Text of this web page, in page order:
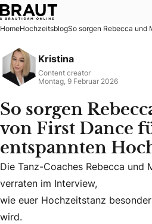
So sorgen Rebecca und Max
HomeHochzeitsblogSo sorgen Rebecca und
Kristina
Content creator
Montag, 9 Februar 2026
So sorgen
von First Dance
entspannten
Die Tanz-Coaches Rebecca und
wie euer Hochzeitstanz
Die Tanz-Coaches Rebecca und
verraten im Interview,
wie euer Hochzeitstanz
wird.